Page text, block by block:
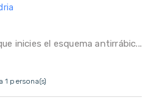
inicies el esquema antirrábic...
1 persona(s)